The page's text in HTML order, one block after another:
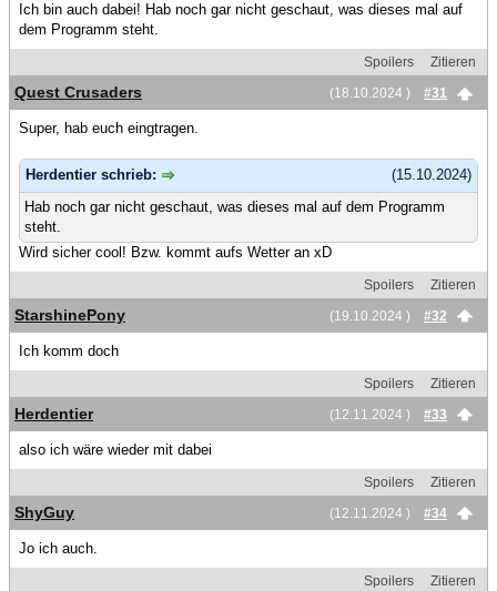
Ich bin auch dabei! Hab noch gar nicht geschaut, was dieses mal auf
dem Programm steht.
Spoilers
Zitieren
(18.10.2024 )
#31
Quest Crusaders
Super, hab euch eingtragen.
(15.10.2024)
Herdentier schrieb:
Hab noch gar nicht geschaut, was dieses mal auf dem Programm
steht.
Wird sicher cool! Bzw. kommt aufs Wetter an xD
Spoilers
Zitieren
(19.10.2024 )
#32
StarshinePony
Ich komm doch
Spoilers
Zitieren
(12.11.2024 )
#33
Herdentier
also ich wäre wieder mit dabei
Spoilers
Zitieren
(12.11.2024 )
#34
ShyGuy
Jo ich auch.
Spoilers
Zitieren